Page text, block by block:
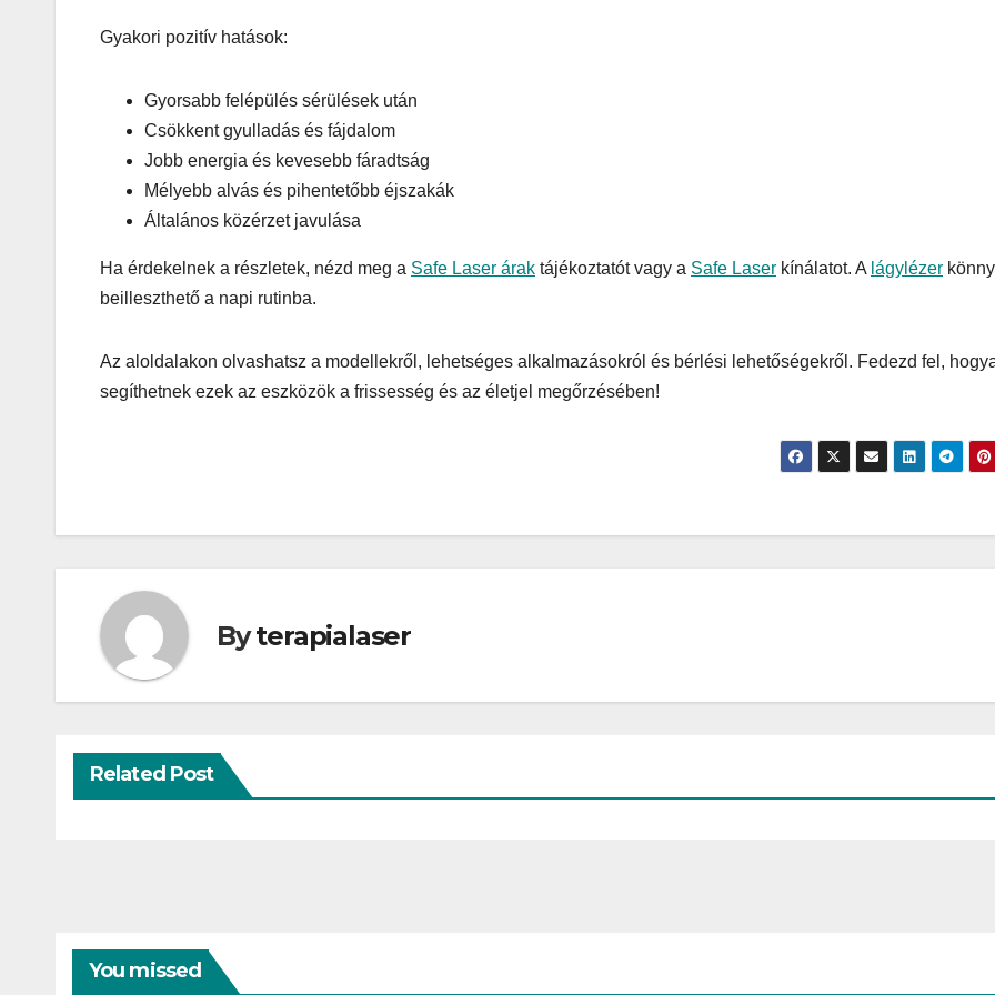
Gyakori pozitív hatások:
Gyorsabb felépülés sérülések után
Csökkent gyulladás és fájdalom
Jobb energia és kevesebb fáradtság
Mélyebb alvás és pihentetőbb éjszakák
Általános közérzet javulása
Ha érdekelnek a részletek, nézd meg a Safe Laser árak tájékoztatót vagy a Safe Laser kínálatot. A lágylézer
beilleszthető a napi rutinba.
Az aloldalakon olvashatsz a modellekről, lehetséges alkalmazásokról és bérlési lehetőségekről. Fedezd fel,
segíthetnek ezek az eszközök a frissesség és az életjel megőrzésében!
Byterapialaser
Related Post
You missed